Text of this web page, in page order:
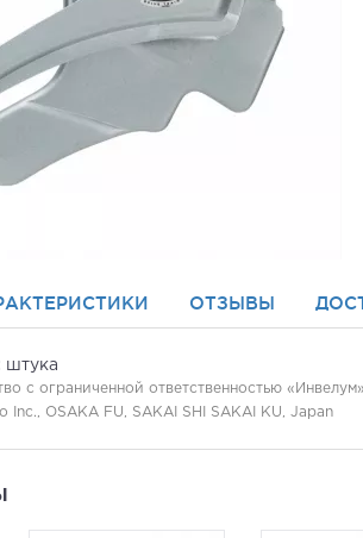
ОТЗЫВЫ
штука
с ограниченной ответственностью
Inc., OSAKA FU, SAKAI SHI SAKAI KU, Japan